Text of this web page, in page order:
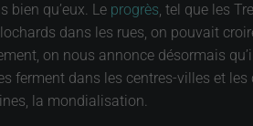
bien qu’eux. Le progrès, tel que les
dans les rues, on pouvait
on nous annonce désormais
dans les centres-villes et
la mondialisation.